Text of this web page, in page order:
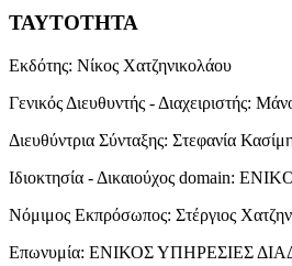
ΤΑΥΤΟΤΗΤΑ
Εκδότης: Νίκος Χατζηνικολάου
Γενικός Διευθυντής - Διαχειριστής:
Διευθύντρια Σύνταξης: Στεφανία
Ιδιοκτησία - Δικαιούχος domain:
Νόμιμος Εκπρόσωπος: Στέργιος
Επωνυμία: ΕΝΙΚΟΣ ΥΠΗΡΕΣΙΕΣ